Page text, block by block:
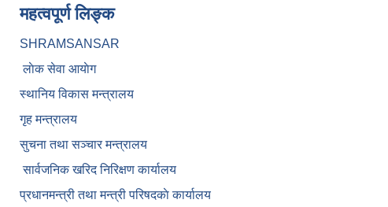
महत्वपूर्ण लिङ्क
SHRAMSANSAR
लाेक सेवा आयाेग
स्थानिय विकास मन्त्रालय
गृह मन्त्रालय
सुचना तथा सञ्चार मन्त्रालय
सार्वजनिक खरिद निरिक्षण कार्यालय
प्रधानमन्त्री तथा मन्त्री परिषदकाे कार्यालय